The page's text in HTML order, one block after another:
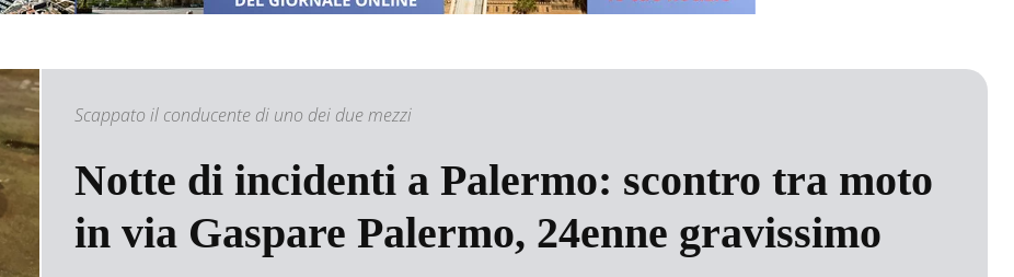
Scappato il conducente di uno dei due mezzi
Notte di incidenti a Palermo: scontro tra moto
in via Gaspare Palermo, 24enne gravissimo